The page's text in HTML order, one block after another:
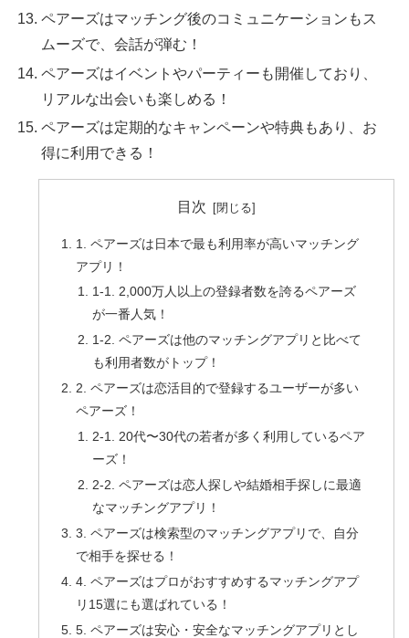
ペアーズはマッチング後のコミュニケーションもス
ムーズで、会話が弾む！
ペアーズはイベントやパーティーも開催しており、
リアルな出会いも楽しめる！
ペアーズは定期的なキャンペーンや特典もあり、お
得に利用できる！
目次
1. ペアーズは日本で最も利用率が高いマッチング
アプリ！
1-1. 2,000万人以上の登録者数を誇るペアーズ
が一番人気！
1-2. ペアーズは他のマッチングアプリと比べて
も利用者数がトップ！
2. ペアーズは恋活目的で登録するユーザーが多い
ペアーズ！
2-1. 20代〜30代の若者が多く利用しているペア
ーズ！
2-2. ペアーズは恋人探しや結婚相手探しに最適
なマッチングアプリ！
3. ペアーズは検索型のマッチングアプリで、自分
で相手を探せる！
4. ペアーズはプロがおすすめするマッチングアプ
リ15選にも選ばれている！
5. ペアーズは安心・安全なマッチングアプリとし